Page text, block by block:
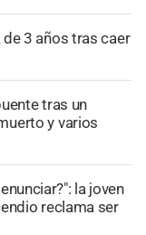
de 3 años tras caer
tras un
y varios
la joven
reclama ser